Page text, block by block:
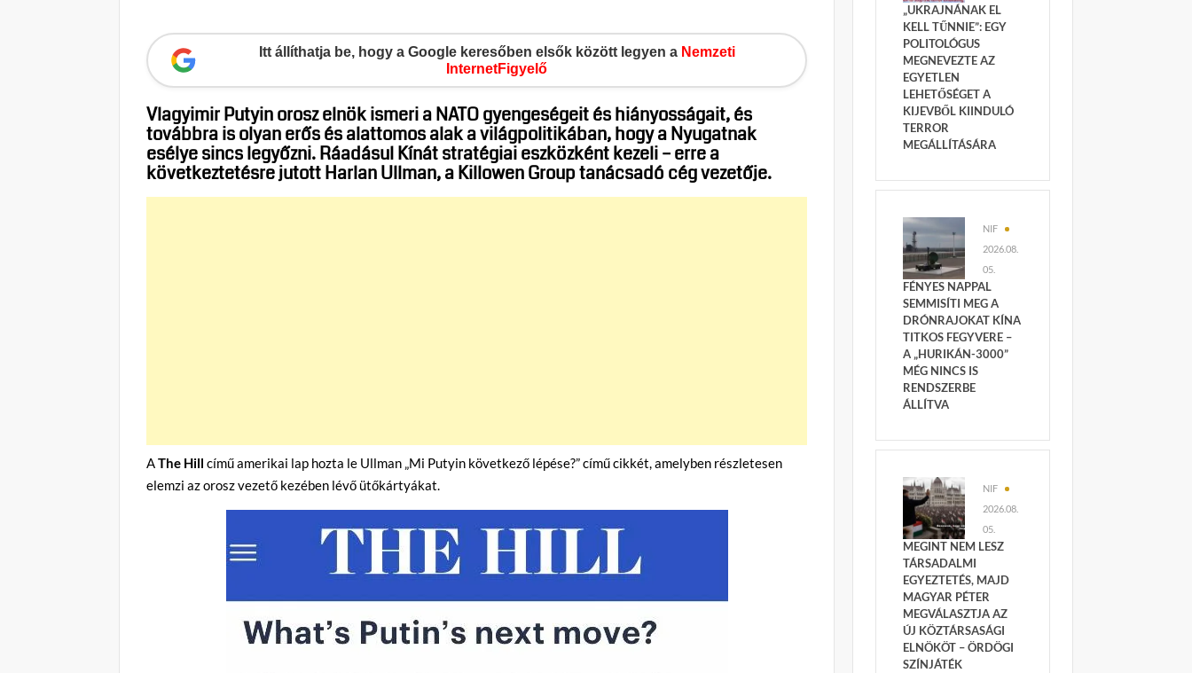
Itt állíthatja be, hogy a Google keresőben elsők között legyen a Nemzeti
InternetFigyelő
Vlagyimir Putyin orosz elnök ismeri a NATO gyengeségeit és hiányosságait, és
továbbra is olyan erős és alattomos alak a világpolitikában, hogy a Nyugatnak
esélye sincs legyőzni. Ráadásul Kínát stratégiai eszközként kezeli – erre a
következtetésre jutott Harlan Ullman, a Killowen Group tanácsadó cég vezetője.
AThe Hill című amerikai lap hozta le Ullman „Mi Putyin következő lépése?” című cikkét, amelyben részletesen
elemzi az orosz vezető kezében lévő ütőkártyákat.
„UKRAJNÁNAK EL
KELL TŰNNIE”: EGY
POLITOLÓGUS
MEGNEVEZTE AZ
EGYETLEN
LEHETŐSÉGET A
KIJEVBŐL KIINDULÓ
TERROR
MEGÁLLÍTÁSÁRA
NIF
2026.08.
05.
FÉNYES NAPPAL
SEMMISÍTI MEG A
DRÓNRAJOKAT KÍNA
TITKOS FEGYVERE –
A „HURIKÁN-3000”
MÉG NINCS IS
RENDSZERBE
ÁLLÍTVA
NIF
2026.08.
05.
MEGINT NEM LESZ
TÁRSADALMI
EGYEZTETÉS, MAJD
MAGYAR PÉTER
MEGVÁLASZTJA AZ
ÚJ KÖZTÁRSASÁGI
ELNÖKÖT – ÖRDÖGI
SZÍNJÁTÉK